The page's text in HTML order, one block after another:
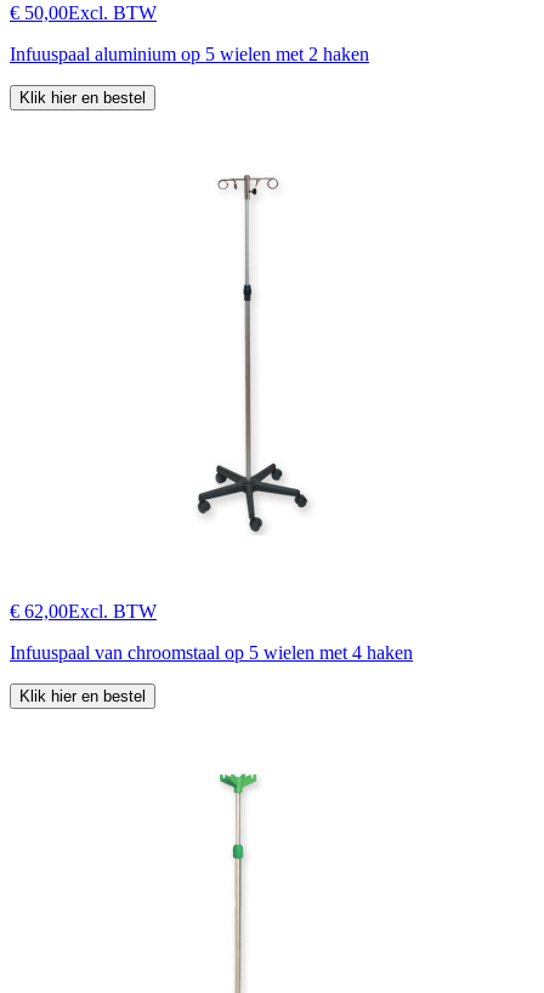
€ 50,00Excl. BTW
Infuuspaal aluminium op 5 wielen met 2 haken
Klik hier en bestel
€ 62,00Excl. BTW
Infuuspaal van chroomstaal op 5 wielen met 4 haken
Klik hier en bestel